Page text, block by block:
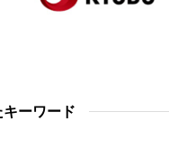
ーワード